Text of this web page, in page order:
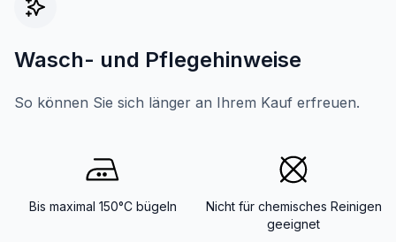
Wasch- und Pflegehinweise
So können Sie sich länger an Ihrem Kauf erfreuen.
Bis maximal 150°C bügeln
Nicht für chemisches Reinigen
geeignet